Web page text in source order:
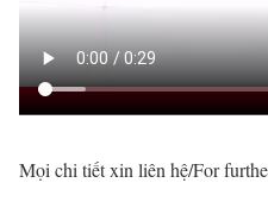
Mọi chi tiết xin liên hệ/For